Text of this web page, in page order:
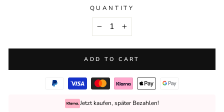
QUANTITY
+
ADD TO CART
Jetzt kaufen, später Bezahlen!